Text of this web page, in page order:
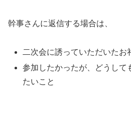
幹事さんに返信する場合は、
二次会に誘っていただいたお
参加したかったが、どうして
たいこと